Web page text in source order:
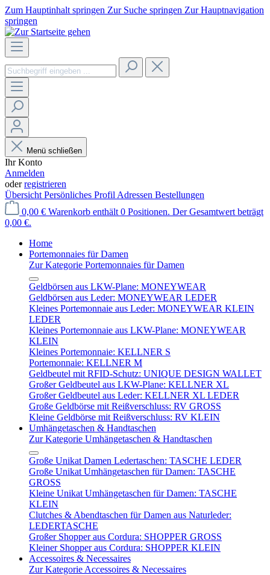
Zum Hauptinhalt springen Zur Suche springen Zur Hauptnavigation
springen
Menü schließen
Ihr Konto
Anmelden
oderregistrieren
Übersicht Persönliches Profil Adressen Bestellungen
0,00 € Warenkorb enthält 0 Positionen. Der Gesamtwert beträgt
0,00 €.
Home
Portemonnaies für Damen
Zur Kategorie Portemonnaies für Damen
Geldbörsen aus LKW-Plane: MONEYWEAR
Geldbörsen aus Leder: MONEYWEAR LEDER
Kleines Portemonnaie aus Leder: MONEYWEAR KLEIN
LEDER
Kleines Portemonnaie aus LKW-Plane: MONEYWEAR
KLEIN
Kleines Portemonnaie: KELLNER S
Portemonnaie: KELLNER M
Geldbeutel mit RFID-Schutz: UNIQUE DESIGN WALLET
Großer Geldbeutel aus LKW-Plane: KELLNER XL
Großer Geldbeutel aus Leder: KELLNER XL LEDER
Große Geldbörse mit Reißverschluss: RV GROSS
Kleine Geldbörse mit Reißverschluss: RV KLEIN
Umhängetaschen & Handtaschen
Zur Kategorie Umhängetaschen & Handtaschen
Große Unikat Damen Ledertaschen: TASCHE LEDER
Große Unikat Umhängetaschen für Damen: TASCHE
GROSS
Kleine Unikat Umhängetaschen für Damen: TASCHE
KLEIN
Clutches & Abendtaschen für Damen aus Naturleder:
LEDERTASCHE
Großer Shopper aus Cordura: SHOPPER GROSS
Kleiner Shopper aus Cordura: SHOPPER KLEIN
Accessoires & Necessaires
Zur Kategorie Accessoires & Necessaires